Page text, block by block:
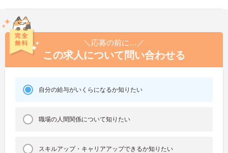
＼応募の前に…／
この求人について問い合わせる
自分の給与がいくらになるか知りたい
職場の人間関係について知りたい
スキルアップ・キャリアアップできるか知りたい